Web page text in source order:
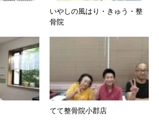
いやしの風はり・きゅう・整
骨院
てて整骨院小郡店